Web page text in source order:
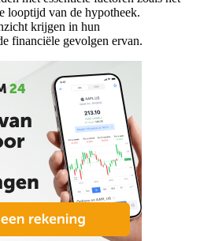
looptijd van de hypotheek.
krijgen in hun
financiële gevolgen ervan.